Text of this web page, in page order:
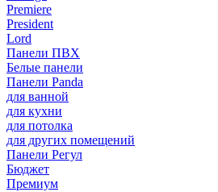
Premiere
President
Lord
Панели ПВХ
Белые панели
Панели Panda
для ванной
для кухни
для потолка
для других помещений
Панели Регул
Бюджет
Премиум